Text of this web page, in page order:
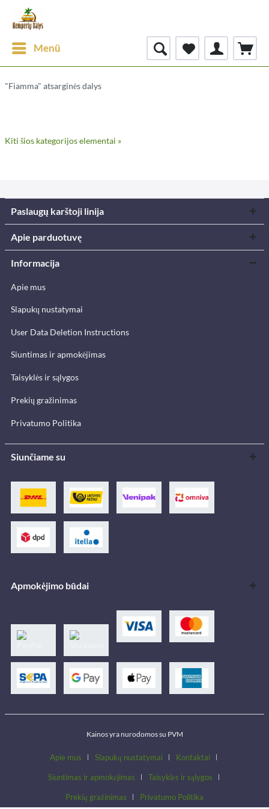
Menü
"Fiamma" atsarginės dalys
Kiti šios kategorijos elementai »
Paslaugų karštoji linija
Apie parduotuvę
Informacija
Apie mus
Slapukų nustatymai
User Data Deletion Instructions
Siuntimas ir apmokėjimas
Taisyklės ir sąlygos
Prekių gražinimas
Privatumo Politika
Siunčiame su
Apmokėjimo būdai
Kainos yra nurodomos su PVM
Apie mus Slapukų nustatymai Kontaktai
Siuntimas ir apmokėjimas Taisyklės ir sąlygos
Prekių gražinimas Privatumo Politika